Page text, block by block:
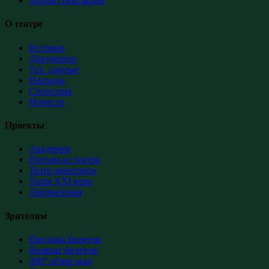
О театре
История
Документы
Тех. данные
Награды
Спонсоры
Новости
Проекты
Академия
Письма из театра
Театр живописи
Театр XXI века
Лаборатория
Зрителям
Продажа билетов
Возврат билетов
360° обзор зала